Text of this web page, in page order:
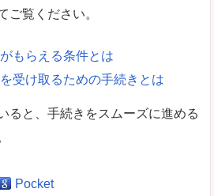
ご覧ください。
もらえる条件とは
受け取るための手続きとは
ると、手続きをスムーズに進める
Pocket